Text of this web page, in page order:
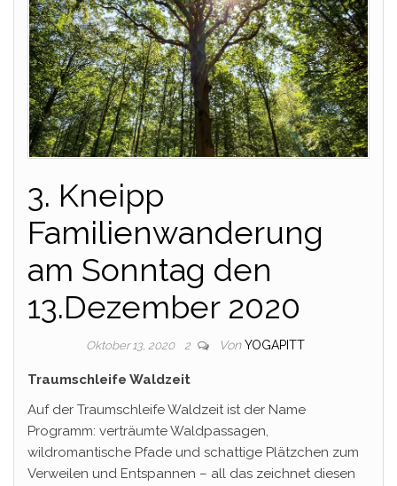
3. Kneipp
Familienwanderung
am Sonntag den
13.Dezember 2020
Oktober 13, 2020 2 Von YOGAPITT
Traumschleife Waldzeit
Auf der Traumschleife Waldzeit ist der Name
Programm: verträumte Waldpassagen,
wildromantische Pfade und schattige Plätzchen zum
Verweilen und Entspannen – all das zeichnet diesen